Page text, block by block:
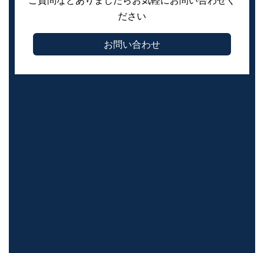
ださい
お問い合わせ